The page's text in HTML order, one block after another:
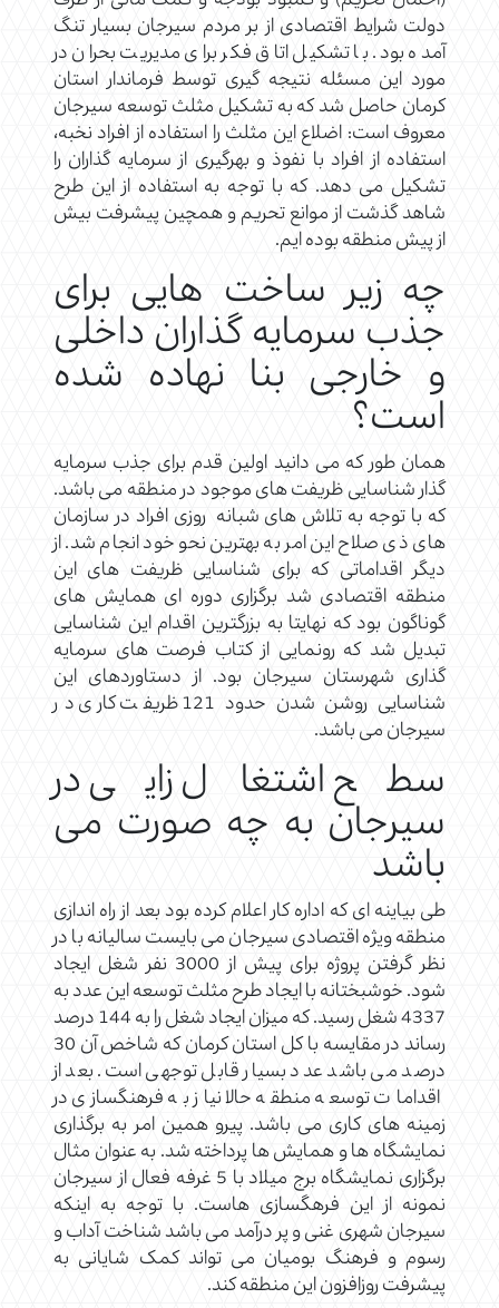
دولت شرایط اقتصادی از بر مردم سیرجان بسیار تنگ
آمده بود. با تشکیل اتاق فکر برای مدیریت بحران در
مورد این مسئله نتیجه گیری توسط فرماندار استان
کرمان حاصل شد که به تشکیل مثلث توسعه سیرجان
معروف است: اضلاع این مثلث را استفاده از افراد نخبه،
استفاده از افراد با نفوذ و بهرگیری از سرمایه گذاران را
تشکیل می دهد. که با توجه به استفاده از این طرح
شاهد گذشت از موانع تحریم و همچین پیشرفت بیش
از پیش منطقه بوده ایم.
چه زیر ساخت هایی برای
جذب سرمایه گذاران داخلی
و خارجی بنا نهاده شده
است؟
همان طور که می دانید اولین قدم برای جذب سرمایه
گذار شناسایی ظریفت های موجود در منطقه می باشد.
که با توجه به تلاش های شبانه روزی افراد در سازمان
های ذی صلاح این امر به بهترین نحو خود انجام شد. از
دیگر اقداماتی که برای شناسایی ظریفت های این
منطقه اقتصادی شد برگزاری دوره ای همایش های
گوناگون بود که نهایتا به بزرگترین اقدام این شناسایی
تبدیل شد که رونمایی از کتاب فرصت های سرمایه
گذاری شهرستان سیرجان بود. از دستاوردهای این
شناسایی روشن شدن حدود 121 ظریفت کاری در
سیرجان می باشد.
سطح اشتغال زایی در
سیرجان به چه صورت می
باشد
طی بیاینه ای که اداره کار اعلام کرده بود بعد از راه اندازی
منطقه ویژه اقتصادی سیرجان می بایست سالیانه با در
نظر گرفتن پروژه برای پیش از 3000 نفر شغل ایجاد
شود. خوشبختانه با ایجاد طرح مثلث توسعه این عدد به
4337 شغل رسید. که میزان ایجاد شغل را به 144 درصد
رساند در مقایسه با کل استان کرمان که شاخص آن 30
درصد می باشد عدد بسیار قابل توجهی است. بعد از
اقدامات توسعه منطقه حالا نیاز به فرهنگسازی در
زمینه های کاری می باشد. پیرو همین امر به برگذاری
نمایشگاه ها و همایش ها پرداخته شد. به عنوان مثال
برگزاری نمایشگاه برج میلاد با 5 غرفه فعال از سیرجان
نمونه از این فرهگسازی هاست. با توجه به اینکه
سیرجان شهری غنی و پر درآمد می باشد شناخت آداب و
رسوم و فرهنگ بومیان می تواند کمک شایانی به
پیشرفت روزافزون این منطقه کند.